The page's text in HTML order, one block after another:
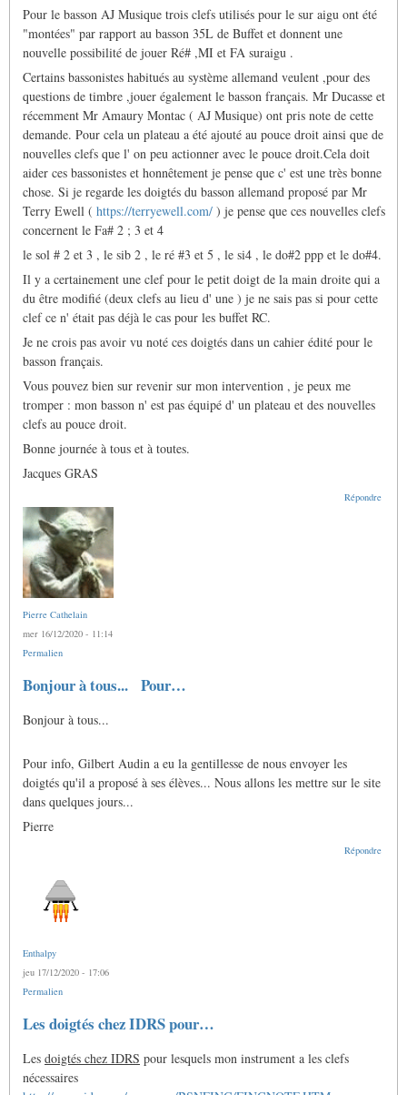
Pour le basson AJ Musique trois clefs utilisés pour le sur aigu ont été
"montées" par rapport au basson 35L de Buffet et donnent une
nouvelle possibilité de jouer Ré# ,MI et FA suraigu .
Certains bassonistes habitués au système allemand veulent ,pour des
questions de timbre ,jouer également le basson français. Mr Ducasse et
récemment Mr Amaury Montac ( AJ Musique) ont pris note de cette
demande. Pour cela un plateau a été ajouté au pouce droit ainsi que de
nouvelles clefs que l' on peu actionner avec le pouce droit.Cela doit
aider ces bassonistes et honnêtement je pense que c' est une très bonne
chose. Si je regarde les doigtés du basson allemand proposé par Mr
Terry Ewell ( https://terryewell.com/ ) je pense que ces nouvelles clefs
concernent le Fa# 2 ; 3 et 4
le sol # 2 et 3 , le sib 2 , le ré #3 et 5 , le si4 , le do#2 ppp et le do#4.
Il y a certainement une clef pour le petit doigt de la main droite qui a
du être modifié (deux clefs au lieu d' une ) je ne sais pas si pour cette
clef ce n' était pas déjà le cas pour les buffet RC.
Je ne crois pas avoir vu noté ces doigtés dans un cahier édité pour le
basson français.
Vous pouvez bien sur revenir sur mon intervention , je peux me
tromper : mon basson n' est pas équipé d' un plateau et des nouvelles
clefs au pouce droit.
Bonne journée à tous et à toutes.
Jacques GRAS
Répondre
Pierre Cathelain
mer 16/12/2020 - 11:14
Permalien
Bonjour à tous... Pour…
Bonjour à tous...
Pour info, Gilbert Audin a eu la gentillesse de nous envoyer les
doigtés qu'il a proposé à ses élèves... Nous allons les mettre sur le site
dans quelques jours...
Pierre
Répondre
Enthalpy
jeu 17/12/2020 - 17:06
Permalien
Les doigtés chez IDRS pour…
Les doigtés chez IDRS pour lesquels mon instrument a les clefs
nécessaires